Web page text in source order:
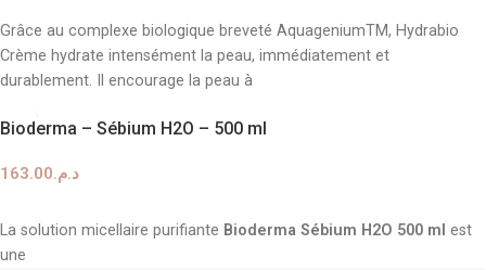
Grâce au complexe biologique breveté AquageniumTM, Hydrabio
Crème hydrate intensément la peau, immédiatement et
durablement. Il encourage la peau à
Bioderma – Sébium H2O – 500 ml
د.م.163.00
La solution micellaire purifiante Bioderma Sébium H2O 500 ml est
une